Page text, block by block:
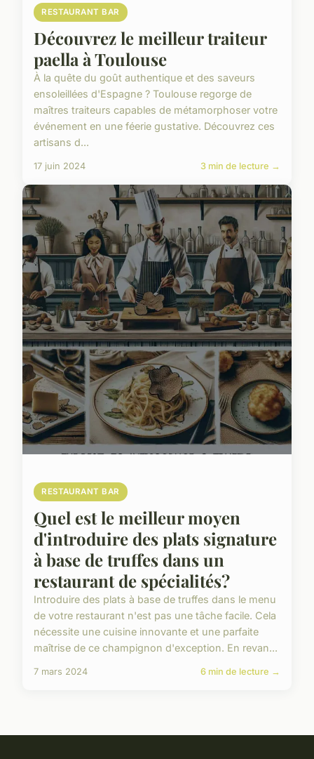
RESTAURANT BAR
Découvrez le meilleur traiteur
paella à Toulouse
À la quête du goût authentique et des saveurs
ensoleillées d'Espagne ? Toulouse regorge de
maîtres traiteurs capables de métamorphoser votre
événement en une féerie gustative. Découvrez ces
artisans d...
17 juin 2024 3 min de lecture →
RESTAURANT BAR
Quel est le meilleur moyen
d'introduire des plats signature
à base de truffes dans un
restaurant de spécialités?
Introduire des plats à base de truffes dans le menu
de votre restaurant n'est pas une tâche facile. Cela
nécessite une cuisine innovante et une parfaite
maîtrise de ce champignon d'exception. En revan...
7 mars 2024 6 min de lecture →